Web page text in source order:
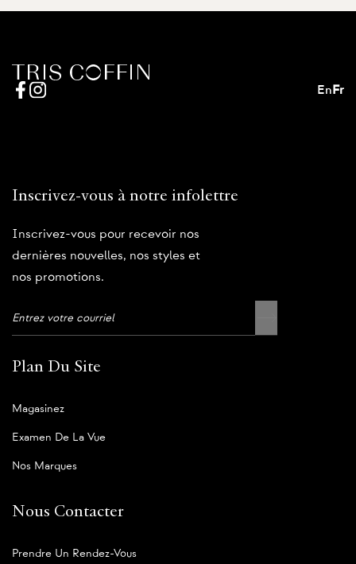
En Fr
Inscrivez-vous à notre infolettre
Inscrivez-vous pour recevoir nos
dernières nouvelles, nos styles et
nos promotions.
Plan Du Site
Magasinez
Examen De La Vue
Nos Marques
Nous Contacter
Prendre Un Rendez-Vous